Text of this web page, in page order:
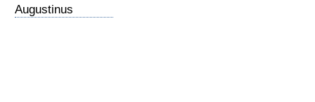
Augustinus